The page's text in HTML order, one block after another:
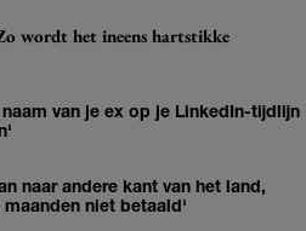
wordt het ineens hartstikke
van je ex op je LinkedIn-tijdlijn
naar andere kant van het land,
niet betaald'